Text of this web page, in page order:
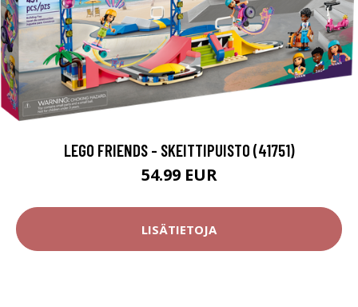
LEGO FRIENDS - SKEITTIPUISTO (41751)
54.99 EUR
LISÄTIETOJA